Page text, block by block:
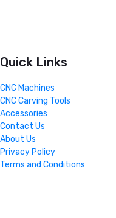
Quick Links
CNC Machines
CNC Carving Tools
Accessories
Contact Us
About Us
Privacy Policy
Terms and Conditions